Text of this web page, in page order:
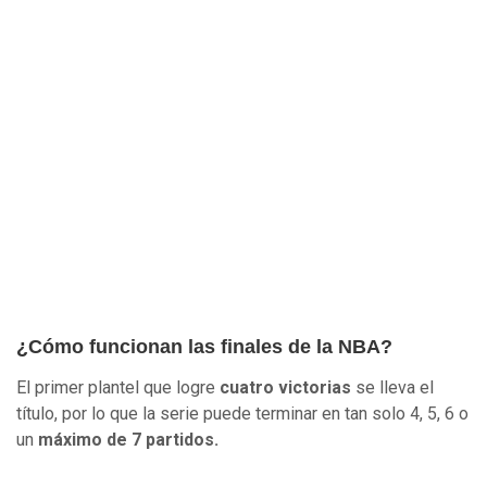
¿Cómo funcionan las finales de la NBA?
El primer plantel que logre cuatro victorias se lleva el
título, por lo que la serie puede terminar en tan solo 4, 5, 6 o
un máximo de 7 partidos.